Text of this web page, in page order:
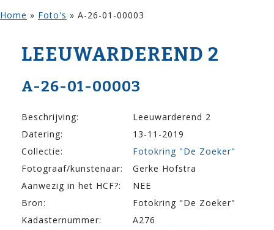
Home » Foto's » A-26-01-00003
LEEUWARDEREND 2
A-26-01-00003
Beschrijving:
Leeuwarderend 2
Datering:
13-11-2019
Collectie:
Fotokring "De Zoeker"
Fotograaf/kunstenaar:
Gerke Hofstra
Aanwezig in het HCF?:
NEE
Bron:
Fotokring "De Zoeker"
Kadasternummer:
A276